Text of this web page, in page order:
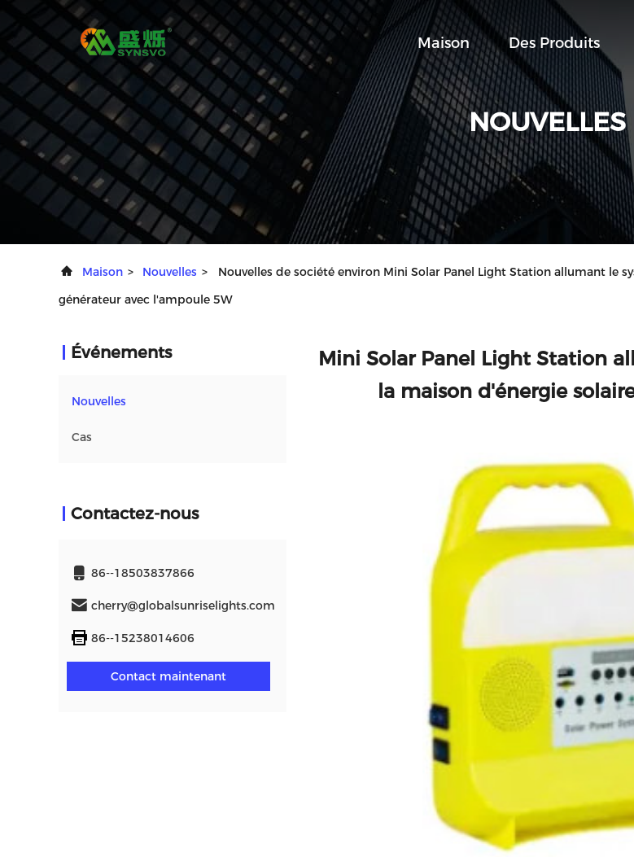
Maison Des Produits
NOUVELLES
Maison > Nouvelles >
Nouvelles de société environ Mini Solar Panel Light Station allumant le
générateur avec l'ampoule 5W
Événements
Nouvelles
Cas
Contactez-nous
86--18503837866
cherry@globalsunriselights.com
86--15238014606
Contact maintenant
Mini Solar Panel Light Station
la maison d'énergie